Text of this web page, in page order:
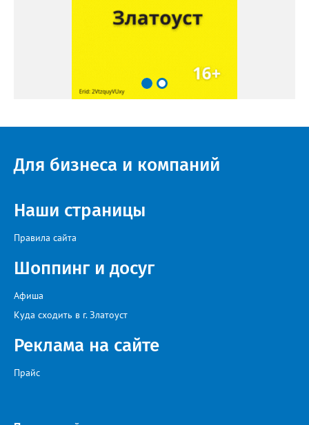
Для бизнеса и компаний
Наши страницы
Правила сайта
Шоппинг и досуг
Афиша
Куда сходить в г. Златоуст
Реклама на сайте
Прайс